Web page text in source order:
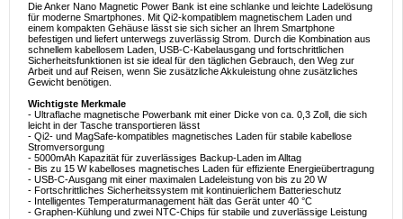
Die Anker Nano Magnetic Power Bank ist eine schlanke und leichte Ladelösung
für moderne Smartphones. Mit Qi2-kompatiblem magnetischem Laden und
einem kompakten Gehäuse lässt sie sich sicher an Ihrem Smartphone
befestigen und liefert unterwegs zuverlässig Strom. Durch die Kombination aus
schnellem kabellosem Laden, USB-C-Kabelausgang und fortschrittlichen
Sicherheitsfunktionen ist sie ideal für den täglichen Gebrauch, den Weg zur
Arbeit und auf Reisen, wenn Sie zusätzliche Akkuleistung ohne zusätzliches
Gewicht benötigen.
Wichtigste Merkmale
- Ultraflache magnetische Powerbank mit einer Dicke von ca. 0,3 Zoll, die sich
leicht in der Tasche transportieren lässt
- Qi2- und MagSafe-kompatibles magnetisches Laden für stabile kabellose
Stromversorgung
- 5000mAh Kapazität für zuverlässiges Backup-Laden im Alltag
- Bis zu 15 W kabelloses magnetisches Laden für effiziente Energieübertragung
- USB-C-Ausgang mit einer maximalen Ladeleistung von bis zu 20 W
- Fortschrittliches Sicherheitssystem mit kontinuierlichem Batterieschutz
- Intelligentes Temperaturmanagement hält das Gerät unter 40 °C
- Graphen-Kühlung und zwei NTC-Chips für stabile und zuverlässige Leistung